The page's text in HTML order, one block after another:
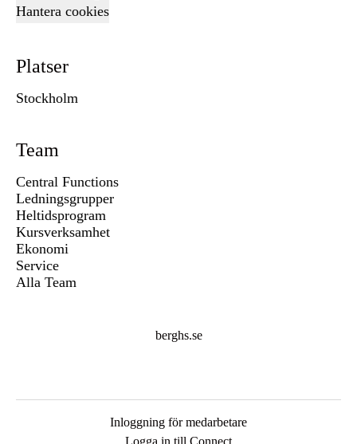
Hantera cookies
Platser
Stockholm
Team
Central Functions
Ledningsgrupper
Heltidsprogram
Kursverksamhet
Ekonomi
Service
Alla Team
berghs.se
Inloggning för medarbetare
Logga in till Connect